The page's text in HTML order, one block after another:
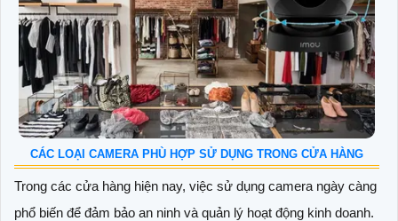
CÁC LOẠI CAMERA PHÙ HỢP SỬ DỤNG TRONG CỬA HÀNG
Trong các cửa hàng hiện nay, việc sử dụng camera ngày càng
phổ biến để đảm bảo an ninh và quản lý hoạt động kinh doanh.